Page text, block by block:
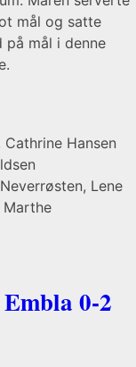
mål og satte
på mål i denne
Hansen
Lene
Marthe
0-2